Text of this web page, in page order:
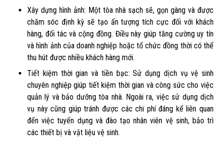
Xây dựng hình ảnh: Một tòa nhà sạch sẽ, gọn gàng và được
chăm sóc định kỳ sẽ tạo ấn tượng tích cực đối với khách
hàng, đối tác và cộng đồng. Điều này giúp tăng cường uy tín
và hình ảnh của doanh nghiệp hoặc tổ chức đồng thời có thể
thu hút được nhiều khách hàng mới.
Tiết kiệm thời gian và tiền bạc: Sử dụng dịch vụ vệ sinh
chuyên nghiệp giúp tiết kiệm thời gian và công sức cho việc
quản lý và bảo dưỡng tòa nhà. Ngoài ra, việc sử dụng dịch
vụ này cũng giúp tránh được các chi phí đáng kể liên quan
đến việc tuyển dụng và đào tạo nhân viên vệ sinh, bảo trì
các thiết bị và vật liệu vệ sinh.